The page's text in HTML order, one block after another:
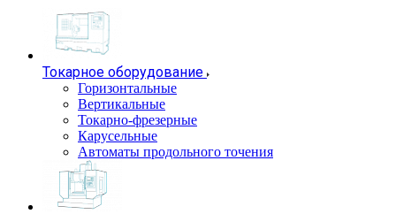
Токарное оборудование
Горизонтальные
Вертикальные
Токарно-фрезерные
Карусельные
Автоматы продольного точения